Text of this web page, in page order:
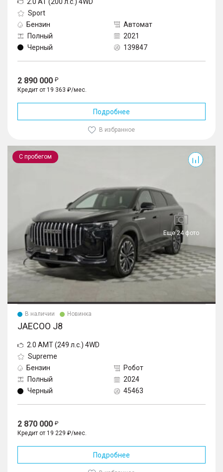
Sport
Бензин
Автомат
Полный
2021
Черный
139847
2 890 000
Кредит от 19 363 ₽/мес.
Подробнее
В избранное
С пробегом
Еще 24 фото
В наличии Новинка
JAECOO J8
2.0 AMT (249 л.с.) 4WD
Supreme
Бензин
Робот
Полный
2024
Черный
45463
2 870 000
Кредит от 19 229 ₽/мес.
Подробнее